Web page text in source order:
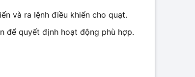
và ra lệnh điều khiển cho quạt.
để quyết định hoạt động phù hợp.